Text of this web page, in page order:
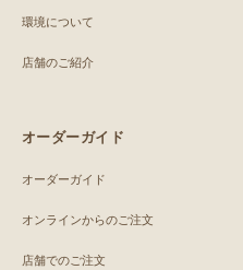
環境について
店舗のご紹介
オーダーガイド
オーダーガイド
オンラインからのご注文
店舗でのご注文